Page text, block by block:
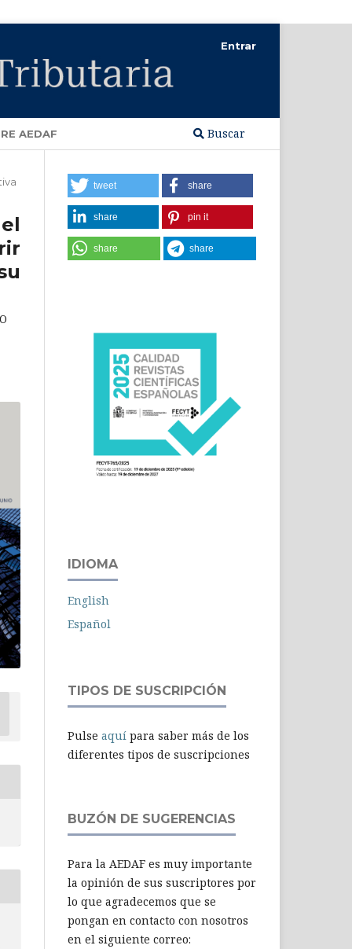
AEDAF Buscar
Entrar
tweet share
share pin it
share share
IDIOMA
English
Español
TIPOS DE SUSCRIPCIÓN
Pulse aquí para saber más de los
diferentes tipos de suscripciones
BUZÓN DE SUGERENCIAS
Para la AEDAF es muy importante
la opinión de sus suscriptores por
lo que agradecemos que se
pongan en contacto con nosotros
en el siguiente correo: